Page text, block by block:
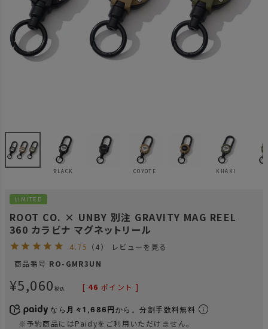
BLACK COYOTE KHAKI
LIMITED
ROOT CO. × UNBY 別注 GRAVITY MAG REEL
360 カラビナ マグネットリール
4.75 （4）
レビューを見る
商品番号 RO-GMR3UN
¥5,060 税込 [ 46 ポイント ]
なら 月々1,686円 から。分割手数料無料
※予約商品にはPaidyをご利用いただけません。